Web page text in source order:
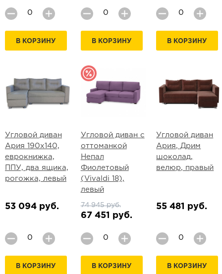
В КОРЗИНУ В КОРЗИНУ В КОРЗИНУ
Угловой диван
Ария 190х140,
еврокнижка,
ППУ, два ящика,
рогожка, левый
53 094 руб.
В КОРЗИНУ
Угловой диван с
оттоманкой
Непал
Фиолетовый
(Vivaldi 18),
левый
74 945 руб.
67 451 руб.
В КОРЗИНУ
Угловой диван
Ария, Дрим
шоколад,
велюр, правый
55 481 руб.
В КОРЗИНУ